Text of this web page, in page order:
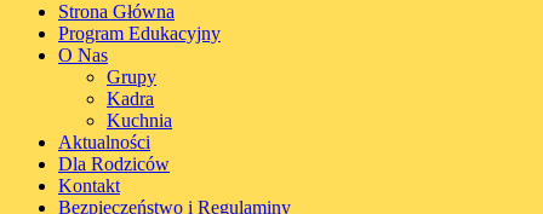
Strona Główna
Program Edukacyjny
O Nas
Grupy
Kadra
Kuchnia
Aktualności
Dla Rodziców
Kontakt
Bezpieczeństwo i Regulaminy